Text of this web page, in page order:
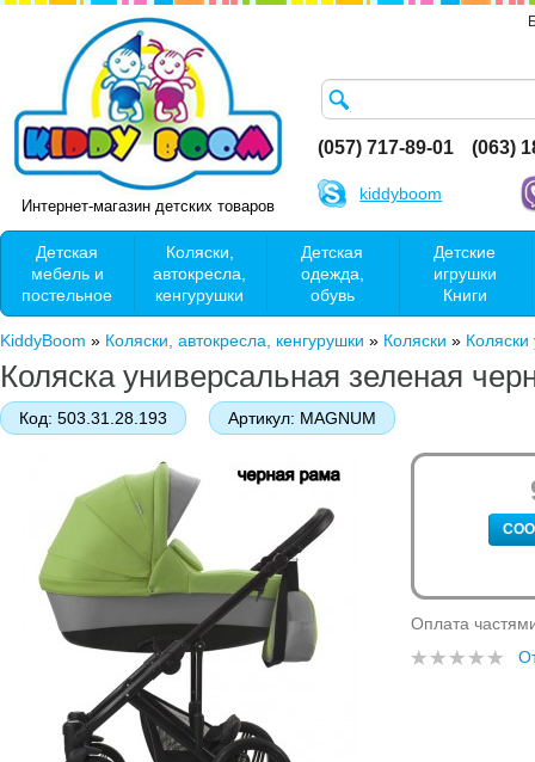
Интернет-магазин детских товаров
(057) 717-89-01 (063)
kiddyboom
Детская
мебель и
постельное
Коляски,
автокресла,
кенгурушки
Детская
одежда,
обувь
Детские
игрушки
Книги
KiddyBoom » Коляски, автокресла, кенгурушки » Коляски »
Коляска универсальная зеленая
Код: 503.31.28.193 Артикул: MАGNUM
Оплата